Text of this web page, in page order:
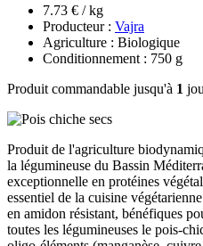
7.73 € / kg
Producteur : Vajra
Agriculture : Biologique
Conditionnement : 750 g
Produit commandable jusqu'à 1
Produit de l'agriculture
la légumineuse du Bassin
exceptionnelle en protéines
essentiel de la cuisine
en amidon résistant, bénéfiques
toutes les légumineuses le pois-